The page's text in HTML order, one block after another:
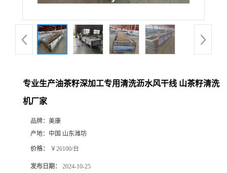
专业生产油茶籽深加工专用清洗沥水风干线 山茶籽清洗
机厂家
品牌： 美康
产地： 中国 山东潍坊
价格： ￥26100/台
发布日期： 2024-10-25